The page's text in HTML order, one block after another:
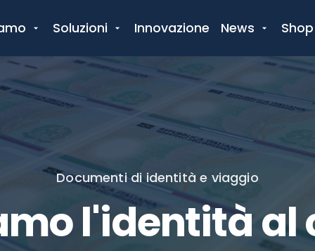
Soluzioni Innovazione News Shop
Documenti di identità e viaggio
l'identità al